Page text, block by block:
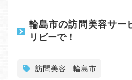
輪島市の訪問美容サー
リビーで！
訪問美容 輪島市